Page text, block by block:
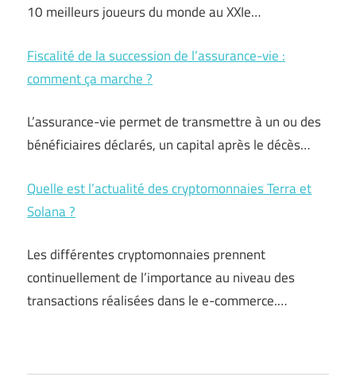
10 meilleurs joueurs du monde au XXIe…
Fiscalité de la succession de l’assurance-vie :
comment ça marche ?
L’assurance-vie permet de transmettre à un ou des
bénéficiaires déclarés, un capital après le décès…
Quelle est l’actualité des cryptomonnaies Terra et
Solana ?
Les différentes cryptomonnaies prennent
continuellement de l’importance au niveau des
transactions réalisées dans le e-commerce.…